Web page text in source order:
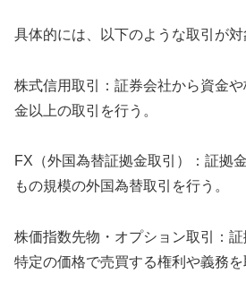
具体的には、以下のような取引が対
株式信用取引：証券会社から資金
金以上の取引を行う。
FX（外国為替証拠金取引）：証拠
もの規模の外国為替取引を行う。
株価指数先物・オプション取引：
特定の価格で売買する権利や義務を